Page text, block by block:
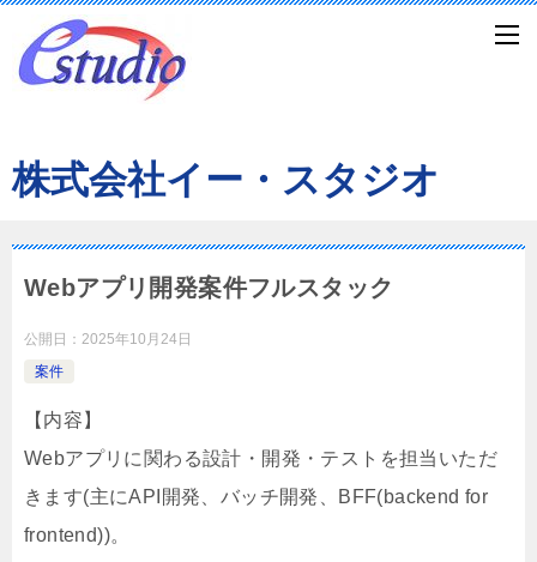
株式会社イー・スタジオ
Webアプリ開発案件フルスタック
公開日： 2025年10月24日
案件
【内容】
Webアプリに関わる設計・開発・テストを担当いただ
きます(主にAPI開発、バッチ開発、BFF(backend for
frontend))。